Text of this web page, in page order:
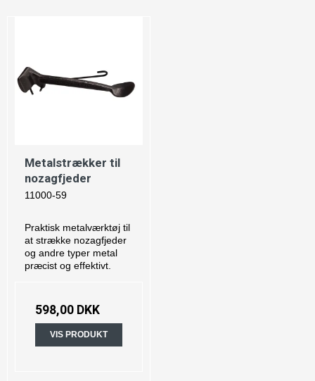
Metalstrækker til
nozagfjeder
11000-59
Praktisk metalværktøj til
at strække nozagfjeder
og andre typer metal
præcist og effektivt.
598,00 DKK
VIS PRODUKT